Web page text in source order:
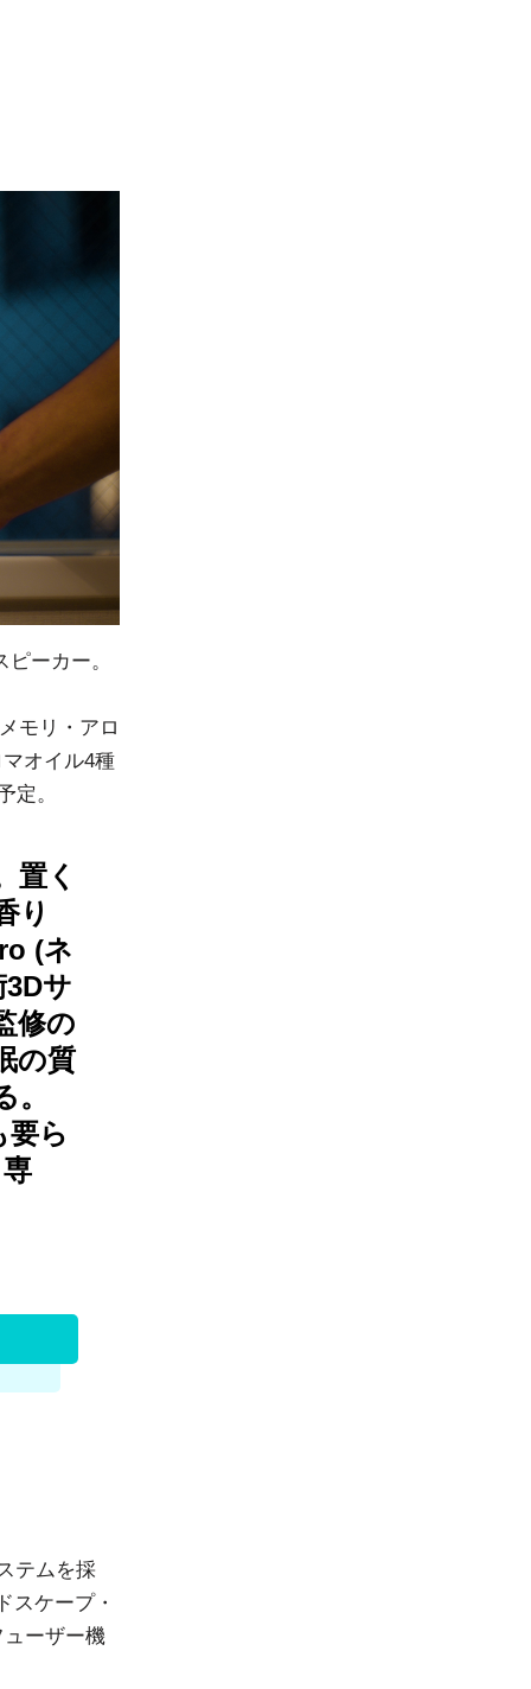
ーカー。
モリ・アロ
オイル4種
定。
置く
り
(ネ
サ
修の
の質
ら
テムを採
スケープ・
ーザー機